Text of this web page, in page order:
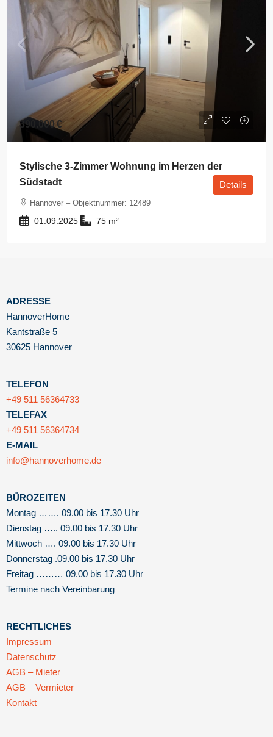
390.000 €
Stylische 3-Zimmer Wohnung im Herzen der
Südstadt
Hannover – Objektnummer: 12489
01.09.2025 75 m²
Details
ADRESSE
HannoverHome
Kantstraße 5
30625 Hannover
TELEFON
+49 511 56364733
TELEFAX
+49 511 56364734
E-MAIL
info@hannoverhome.de
BÜROZEITEN
Montag ……. 09.00 bis 17.30 Uhr
Dienstag ….. 09.00 bis 17.30 Uhr
Mittwoch …. 09.00 bis 17.30 Uhr
Donnerstag .09.00 bis 17.30 Uhr
Freitag ……… 09.00 bis 17.30 Uhr
Termine nach Vereinbarung
RECHTLICHES
Impressum
Datenschutz
AGB – Mieter
AGB – Vermieter
Kontakt